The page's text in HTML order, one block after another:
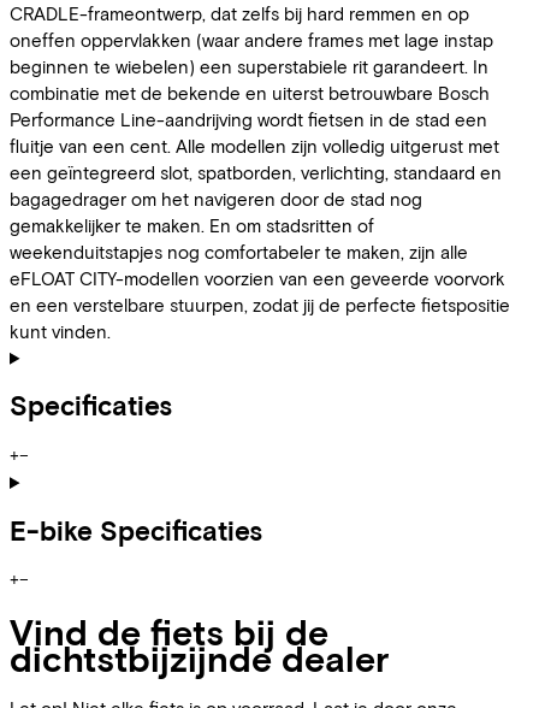
CRADLE-frameontwerp, dat zelfs bij hard remmen en op
oneffen oppervlakken (waar andere frames met lage instap
beginnen te wiebelen) een superstabiele rit garandeert. In
combinatie met de bekende en uiterst betrouwbare Bosch
Performance Line-aandrijving wordt fietsen in de stad een
fluitje van een cent. Alle modellen zijn volledig uitgerust met
een geïntegreerd slot, spatborden, verlichting, standaard en
bagagedrager om het navigeren door de stad nog
gemakkelijker te maken. En om stadsritten of
weekenduitstapjes nog comfortabeler te maken, zijn alle
eFLOAT CITY-modellen voorzien van een geveerde voorvork
en een verstelbare stuurpen, zodat jij de perfecte fietspositie
kunt vinden.
Specificaties
+−
E-bike Specificaties
+−
Vind de fiets bij de
dichtstbijzijnde dealer